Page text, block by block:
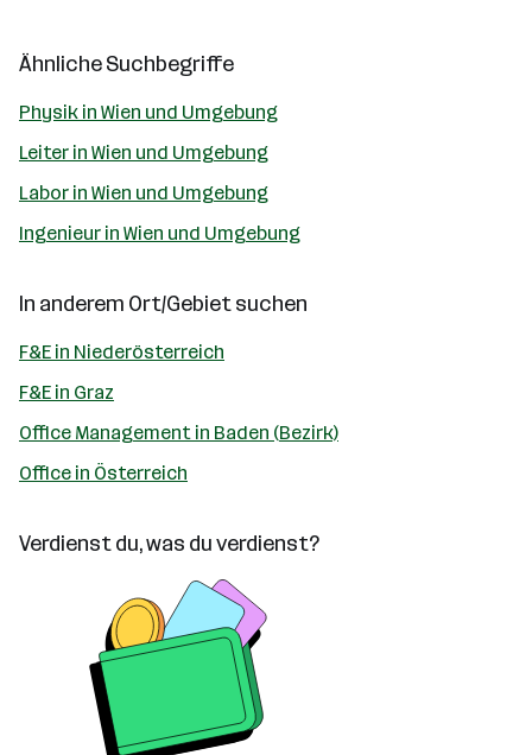
Ähnliche Suchbegriffe
Physik in Wien und Umgebung
Leiter in Wien und Umgebung
Labor in Wien und Umgebung
Ingenieur in Wien und Umgebung
In anderem Ort/Gebiet suchen
F&E in Niederösterreich
F&E in Graz
Office Management in Baden (Bezirk)
Office in Österreich
Verdienst du, was du verdienst?